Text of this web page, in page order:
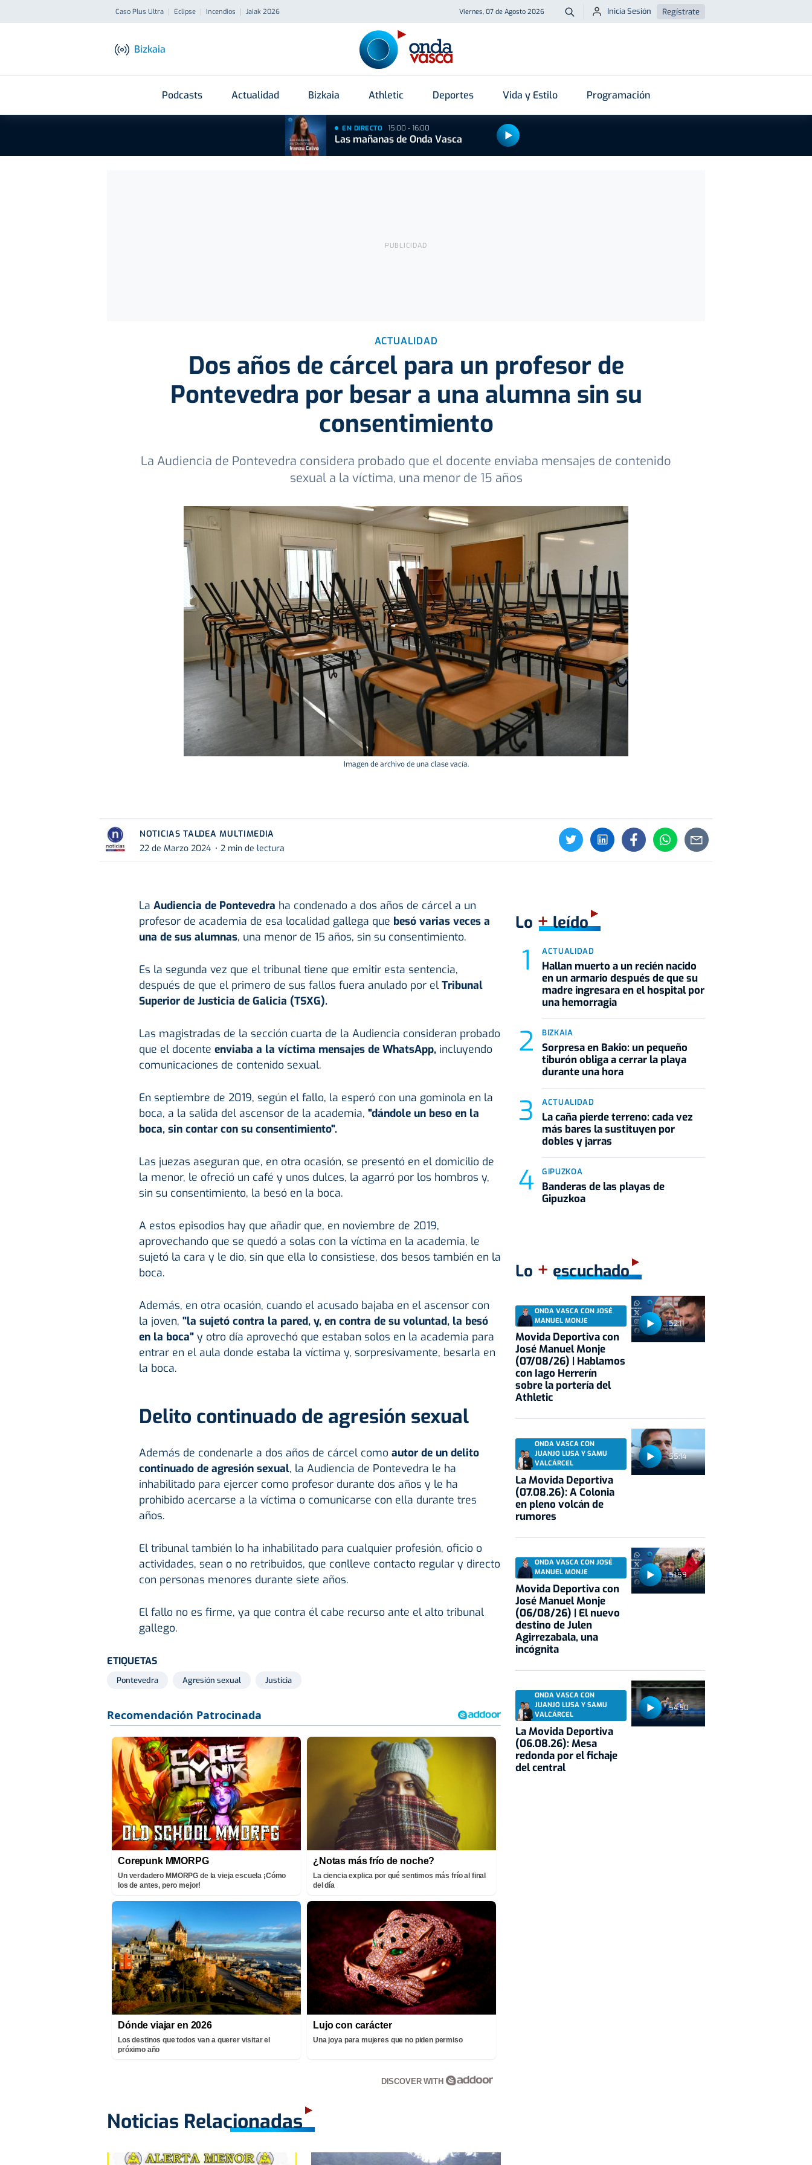
Caso Plus Ultra Eclipse Incendios Jaiak 2026 Viernes, 07 de Agosto 2026 Buscar
Inicia Sesión Regístrate
Bizkaia
Podcasts Actualidad Bizkaia Athletic Deportes Vida y Estilo Programación
EN DIRECTO 15:00 - 16:00
Las mañanas de Onda Vasca
ACTUALIDAD
Dos años de cárcel para un profesor de
Pontevedra por besar a una alumna sin su
consentimiento
La Audiencia de Pontevedra considera probado que el docente enviaba mensajes de contenido
sexual a la víctima, una menor de 15 años
Imagen de archivo de una clase vacía.
NOTICIAS TALDEA MULTIMEDIA
22 de Marzo 2024
2 min de lectura
La Audiencia de Pontevedra ha condenado a dos años de cárcel a un
profesor de academia de esa localidad gallega que besó varias veces a
una de sus alumnas, una menor de 15 años, sin su consentimiento.
Es la segunda vez que el tribunal tiene que emitir esta sentencia,
después de que el primero de sus fallos fuera anulado por el Tribunal
Superior de Justicia de Galicia (TSXG).
Las magistradas de la sección cuarta de la Audiencia consideran probado
que el docente enviaba a la víctima mensajes de WhatsApp,incluyendo
comunicaciones de contenido sexual.
En septiembre de 2019, según el fallo, la esperó con una gominola en la
boca, a la salida del ascensor de la academia, "dándole un beso en la
boca, sin contar con su consentimiento".
Las juezas aseguran que, en otra ocasión, se presentó en el domicilio de
la menor, le ofreció un café y unos dulces, la agarró por los hombros y,
sin su consentimiento, la besó en la boca.
A estos episodios hay que añadir que, en noviembre de 2019,
aprovechando que se quedó a solas con la víctima en la academia, le
sujetó la cara y le dio, sin que ella lo consistiese, dos besos también en la
boca.
Además, en otra ocasión, cuando el acusado bajaba en el ascensor con
la joven, "la sujetó contra la pared, y, en contra de su voluntad, la besó
en la boca" y otro día aprovechó que estaban solos en la academia para
entrar en el aula donde estaba la víctima y, sorpresivamente, besarla en
la boca.
Delito continuado de agresión sexual
Además de condenarle a dos años de cárcel como autor de un delito
continuado de agresión sexual, la Audiencia de Pontevedra le ha
inhabilitado para ejercer como profesor durante dos años y le ha
prohibido acercarse a la víctima o comunicarse con ella durante tres
años.
El tribunal también lo ha inhabilitado para cualquier profesión, oficio o
actividades, sean o no retribuidos, que conlleve contacto regular y directo
con personas menores durante siete años.
El fallo no es firme, ya que contra él cabe recurso ante el alto tribunal
gallego.
ETIQUETAS
Pontevedra Agresión sexual Justicia
Corepunk MMORPG
Un verdadero MMORPG de la vieja escuela ¡Cómo
los de antes, pero mejor!
¿Notas más frío de noche?
La ciencia explica por qué sentimos más frío al final
del día
Dónde viajar en 2026
Los destinos que todos van a querer visitar el
próximo año
Lujo con carácter
Una joya para mujeres que no piden permiso
DISCOVER WITH
Noticias Relacionadas
Lo +leído
ACTUALIDAD
Hallan muerto a un recién nacido
en un armario después de que su
madre ingresara en el hospital por
una hemorragia
BIZKAIA
Sorpresa en Bakio: un pequeño
tiburón obliga a cerrar la playa
durante una hora
ACTUALIDAD
La caña pierde terreno: cada vez
más bares la sustituyen por
dobles y jarras
GIPUZKOA
Banderas de las playas de
Gipuzkoa
Lo + escuchado
52:11
ONDA VASCA CON JOSÉ
MANUEL MONJE
Movida Deportiva con
José Manuel Monje
(07/08/26) | Hablamos
con Iago Herrerín
sobre la portería del
Athletic
55:14
ONDA VASCA CON
JUANJO LUSA Y SAMU
VALCÁRCEL
La Movida Deportiva
(07.08.26): A Colonia
en pleno volcán de
rumores
51:59
ONDA VASCA CON JOSÉ
MANUEL MONJE
Movida Deportiva con
José Manuel Monje
(06/08/26) | El nuevo
destino de Julen
Agirrezabala, una
incógnita
54:50
ONDA VASCA CON
JUANJO LUSA Y SAMU
VALCÁRCEL
La Movida Deportiva
(06.08.26): Mesa
redonda por el fichaje
del central